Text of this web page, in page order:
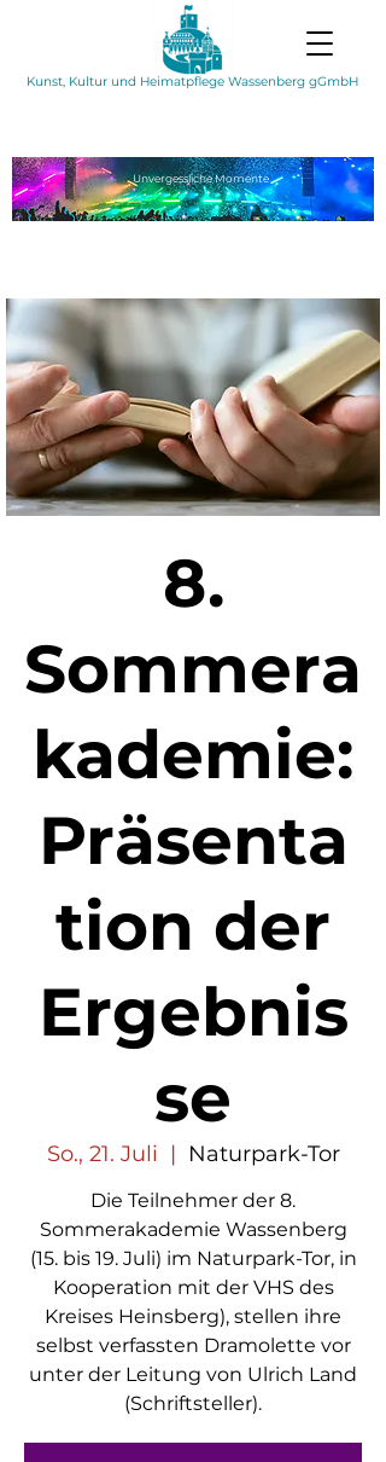
Kunst, Kultur und Heimatpflege Wassenberg gGmbH
UnvergesslicheMomente
8.
Sommera
kademie:
Präsenta
tion der
Ergebnis
se
So., 21. Juli
  |
Naturpark-Tor
Die Teilnehmer der 8.
Sommerakademie Wassenberg
(15. bis 19. Juli) im Naturpark-Tor, in
Kooperation mit der VHS des
Kreises Heinsberg), stellen ihre
selbst verfassten Dramolette vor
unter der Leitung von Ulrich Land
(Schriftsteller).